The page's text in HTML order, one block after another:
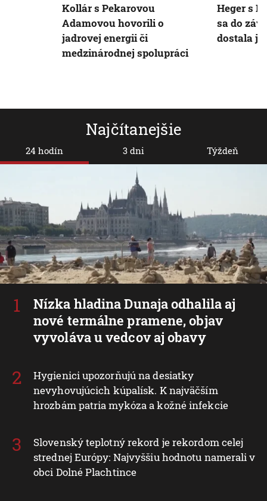
Najčítanejšie
24 hodín
Nízka hladina Dunaja odhalila aj
nové termálne pramene, objav
vyvoláva u vedcov aj obavy
Hygienici upozorňujú na desiatky
nevyhovujúcich kúpalísk. K najväčším
hrozbám patria mykóza a kožné infekcie
Slovenský teplotný rekord je rekordom celej
strednej Európy: Najvyššiu hodnotu namerali v
obci Dolné Plachtince
3 dni Týždeň
Kollár s Pekarovou
Adamovou hovorili o
jadrovej energii či
medzinárodnej spolupráci
Heger s
sa do
dostala